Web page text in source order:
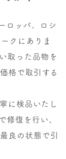
ロッパ、ロシ
クにありま
取った品物を
格で取引する
に検品いたし
修復を行い、
良の状態で引